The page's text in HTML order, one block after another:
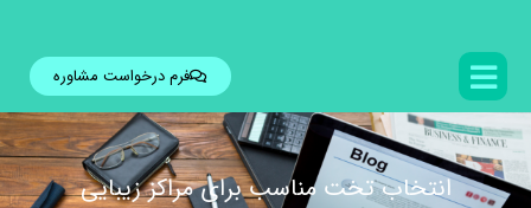
فرم درخواست مشاوره
انتخاب تخت مناسب برای مراکز زیبایی